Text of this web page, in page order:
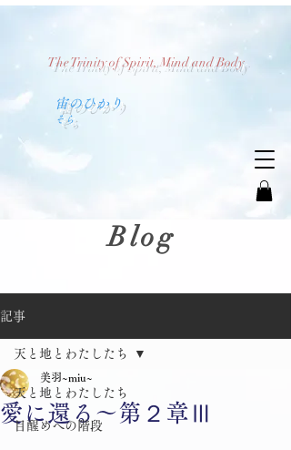
The Trinity of Spirit, Mind and Body
​宙のひかり
​そら
Blog
記事
天と地とわたしたち
目醒めへの階段
天と地とわたしたち
愛に還る～第２章Ⅲ
美羽~miu~